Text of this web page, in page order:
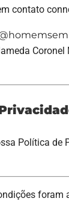
contato
Política de